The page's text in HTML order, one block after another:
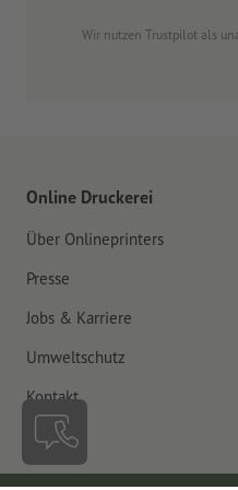
Wir nutzen Trustpilot als
Online Druckerei
Über Onlineprinters
Presse
Jobs & Karriere
Umweltschutz
Kontakt